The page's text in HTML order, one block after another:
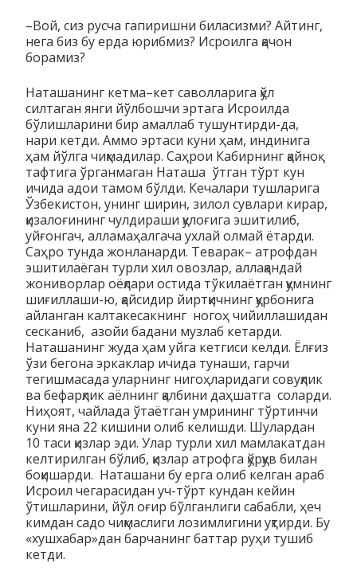
–Вой, сиз русча гапиришни биласизми? Айтинг,
нега биз бу ерда юрибмиз? Исроилга қачон
борамиз?
Наташанинг кетма–кет саволларига қўл
силтаган янги йўлбошчи эртага Исроилда
бўлишларини бир амаллаб тушунтирди-да,
нари кетди. Аммо эртаси куни ҳам, индинига
ҳам йўлга чиқмадилар. Саҳрои Кабирнинг қайноқ
тафтига ўрганмаган Наташа ўтган тўрт кун
ичида адои тамом бўлди. Кечалари тушларига
Ўзбекистон, унинг ширин, зилол сувлари кирар,
қизалоғининг чулдираши қулоғига эшитилиб,
уйғонгач, алламаҳалгача ухлай олмай ётарди.
Саҳро тунда жонланарди. Теварак– атрофдан
эшитилаёган турли хил овозлар, аллақандай
жониворлар оёқлари остида тўкилаётган қумнинг
шиғиллаши-ю, қайсидир йиртқичнинг қурбонига
айланган калтакесакнинг ногоҳ чийиллашидан
сесканиб, азойи бадани музлаб кетарди.
Наташанинг жуда ҳам уйга кетгиси келди. Ёлғиз
ўзи бегона эркаклар ичида тунаши, гарчи
тегишмасада уларнинг нигоҳларидаги совуқлик
ва бефарқлик аёлнинг қалбини даҳшатга соларди.
Ниҳоят, чайлада ўтаётган умрининг тўртинчи
куни яна 22 кишини олиб келишди. Шулардан
10 таси қизлар эди. Улар турли хил мамлакатдан
келтирилган бўлиб, қизлар атрофга қўрқув билан
боқишарди. Наташани бу ерга олиб келган араб
Исроил чегарасидан уч-тўрт кундан кейин
ўтишларини, йўл оғир бўлганлиги сабабли, ҳеч
кимдан садо чиқмаслиги лозимлигини уқтирди. Бу
«хушхабар»дан барчанинг баттар руҳи тушиб
кетди.